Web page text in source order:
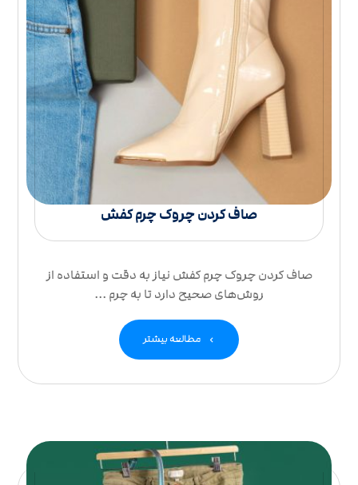
صاف کردن چروک چرم کفش
صاف کردن چروک چرم کفش نیاز به دقت و استفاده از
روش‌های صحیح دارد تا به چرم ...
مطالعه بیشتر